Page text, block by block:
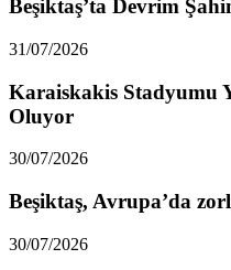
Beşiktaş’ta Devrim
31/07/2026
Karaiskakis Stadyumu
Oluyor
30/07/2026
Beşiktaş, Avrupa’da
30/07/2026